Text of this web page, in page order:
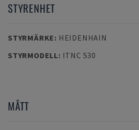
STYRENHET
STYRMÄRKE: HEIDENHAIN
STYRMODELL: ITNC 530
MÅTT